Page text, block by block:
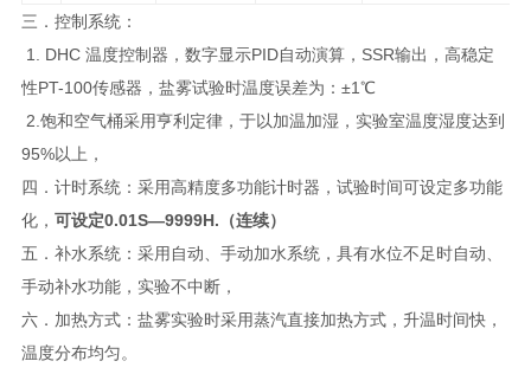
三．控制系统：
1. DHC 温度控制器，数字显示PID自动演算，SSR输出，高稳定
性PT-100传感器，盐雾试验时温度误差为：±1℃
2.饱和空气桶采用亨利定律，于以加温加湿，实验室温度湿度达到
95%以上，
四．计时系统：采用高精度多功能计时器，试验时间可设定多功能
化， 可设定0.01S—9999H.（连续）
五．补水系统：采用自动、手动加水系统，具有水位不足时自动、
手动补水功能，实验不中断，
六．加热方式：盐雾实验时采用蒸汽直接加热方式，升温时间快，
温度分布均匀。